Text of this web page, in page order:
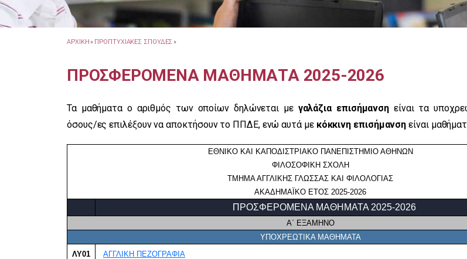
ΑΡΧΙΚΗ » ΠΡΟΠΤΥΧΙΑΚΕΣ ΣΠΟΥΔΕΣ »
ΠΡΟΣΦΕΡΟΜΕΝΑ ΜΑΘΗΜΑΤΑ 2025-2026
Τα μαθήματα ο αριθμός των οποίων δηλώνεται με γαλάζια επισήμανση είναι τα
όσους/ες επιλέξουν να αποκτήσουν το ΠΠΔΕ, ενώ αυτά με κόκκινη επισήμανση είναι
ΕΘΝΙΚΟ ΚΑΙ ΚΑΠΟΔΙΣΤΡΙΑΚΟ ΠΑΝΕΠΙΣΤΗΜΙΟ ΑΘΗΝΩΝ
ΦΙΛΟΣΟΦΙΚΗ ΣΧΟΛΗ
ΤΜΗΜΑ ΑΓΓΛΙΚΗΣ ΓΛΩΣΣΑΣ ΚΑΙ ΦΙΛΟΛΟΓΙΑΣ
ΑΚΑΔΗΜΑΪΚΟ ΕΤΟΣ 2025-2026
ΠΡΟΣΦΕΡΟΜΕΝΑ ΜΑΘΗΜΑΤΑ 2025-2026
Α΄ ΕΞΑΜΗΝΟ
ΥΠΟΧΡΕΩΤΙΚΑ ΜΑΘΗΜΑΤΑ
ΛΥ01
ΑΓΓΛΙΚΗ ΠΕΖΟΓΡΑΦΙΑ